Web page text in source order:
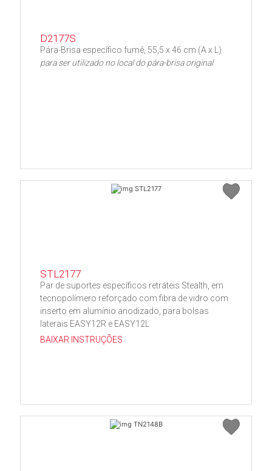
D2177S
Pára-Brisa específico fumê, 55,5 x 46 cm (A x L)
para ser utilizado no local do pára-brisa original
STL2177
Par de suportes específicos retráteis Stealth, em
tecnopolímero reforçado com fibra de vidro com
inserto em alumínio anodizado, para bolsas
laterais EASY12R e EASY12L
BAIXAR INSTRUÇÕES